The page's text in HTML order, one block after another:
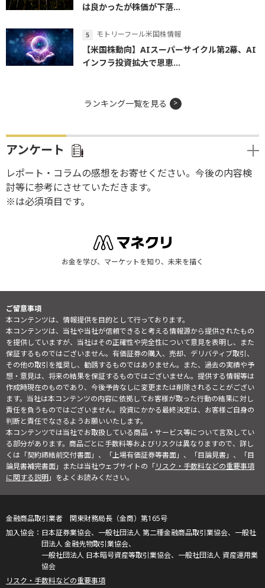
は良かったが株価が下落...
モトリーフール米国株情報
【米国株動向】AIスーパーサイクル第2幕、AI
インフラ投資拡大で恩恵...
ランキング一覧を見る
アンケート
レポート・コラムの感想をお寄せください。今後の内容検
討等に参考にさせていただきます。
※は必須項目です。
お金を学び、マーケットを知り、未来を描く
ご留意事項
本コンテンツは、情報提供を目的として行っております。
本コンテンツは、当社や当社が信頼できると考える情報源から提供されたもの
を提供していますが、当社はその正確性や完全性について意見を表明し、また
保証するものではございません。有価証券の購入、売却、デリバティブ取引、
その他の取引を推奨し、勧誘するものではありません。また、過去の実績や予
想・意見は、将来の結果を保証するものではございません。提供する情報等は
作成時現在のものであり、今後予告なしに変更または削除されることがござい
ます。当社は本コンテンツの内容に依拠してお客様が取った行動の結果に対し
責任を負うものではございません。投資にかかる最終決定は、お客様ご自身の
判断と責任でなさるようお願いいたします。
本コンテンツでは当社でお取扱している商品・サービス等について言及してい
る部分があります。商品ごとに手数料等およびリスクは異なりますので、詳し
くは「契約締結前交付書面」、「上場有価証券等書面」、「目論見書」、「目
論見書補完書面」または当社ウェブサイトの「リスク・手数料などの重要事項
に関する説明」をよくお読みください。
金融商品取引業者 関東財務局長（金商）第165号
日本証券業協会、一般社団法人 第二種金融商品取引業協会、一般社
団法人 金融先物取引業協会、
一般社団法人 日本暗号資産等取引業協会、一般社団法人 資産運用業
協会
リスク・手数料などの重要事項